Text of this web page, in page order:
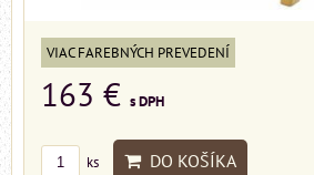
VIAC FAREBNÝCH PREVEDENÍ
163 € s DPH
ks DO KOŠÍKA